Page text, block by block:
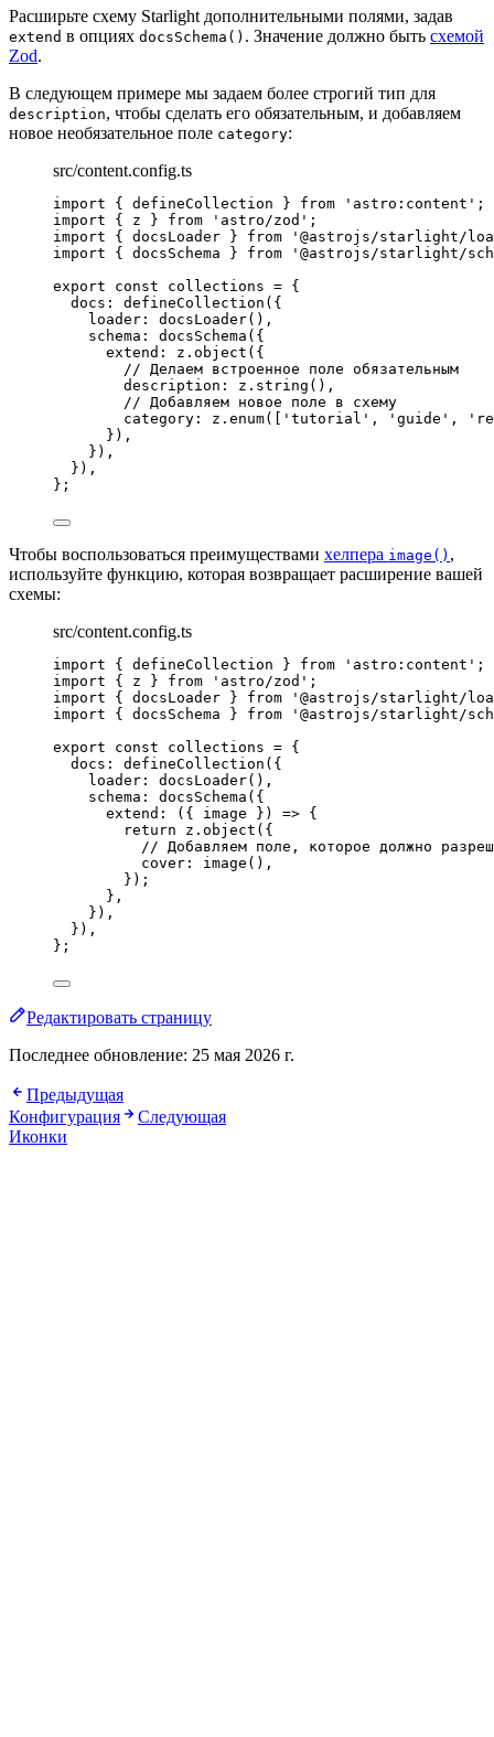
Расширьте схему Starlight дополнительными полями, задав
extend в опциях docsSchema() . Значение должно быть схемой
Zod.
В следующем примере мы задаем более строгий тип для
description, чтобы сделать его обязательным, и добавляем
новое необязательное поле category:
src/content.config.ts
import { defineCollection } from ' astro:content ' ;
import { z } from ' astro/zod ' ;
import { docsLoader } from ' @astrojs/starlight/
import { docsSchema } from ' @astrojs/starlight/
export const collections = {
docs: defineCollection ( {
loader: docsLoader() ,
schema: docsSchema ( {
extend: z . object ( {
// Делаем встроенное поле обязательным
description: z . string () ,
// Добавляем новое поле в схему
category: z . enum([ ' tutorial ' , ' guide ' , '
} ) ,
} ) ,
} ) ,
} ;
Чтобы воспользоваться преимуществами хелпера image() ,
используйте функцию, которая возвращает расширение вашей
схемы:
src/content.config.ts
import { defineCollection } from ' astro:content ' ;
import { z } from ' astro/zod ' ;
import { docsLoader } from ' @astrojs/starlight/
import { docsSchema } from ' @astrojs/starlight/
export const collections = {
docs: defineCollection ( {
loader: docsLoader() ,
schema: docsSchema ( {
extend : ( { image } )
=> {
return z . object ( {
// Добавляем поле, которое должно
cover: image () ,
} ) ;
},
} ) ,
} ) ,
} ;
Редактировать страницу
Последнее обновление: 25 мая 2026 г.
Предыдущая
Конфигурация
Следующая
Иконки